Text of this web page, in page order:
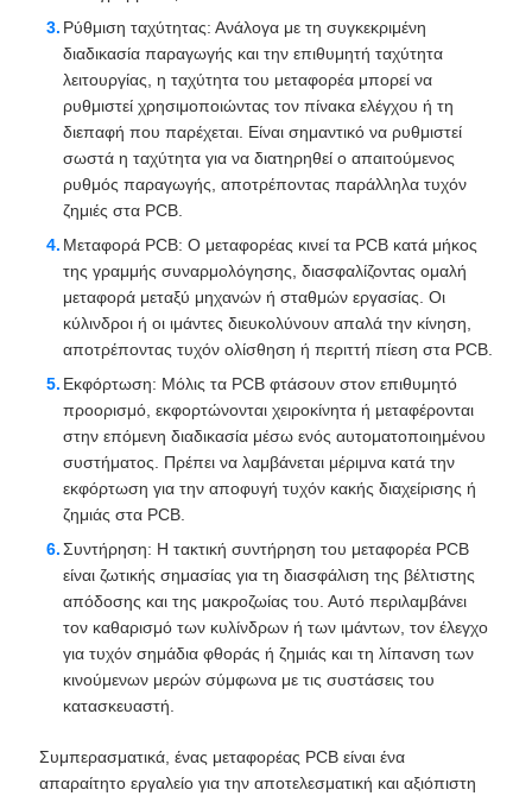
Ρύθμιση ταχύτητας: Ανάλογα με τη συγκεκριμένη
διαδικασία παραγωγής και την επιθυμητή ταχύτητα
λειτουργίας, η ταχύτητα του μεταφορέα μπορεί να
ρυθμιστεί χρησιμοποιώντας τον πίνακα ελέγχου ή τη
διεπαφή που παρέχεται. Είναι σημαντικό να ρυθμιστεί
σωστά η ταχύτητα για να διατηρηθεί ο απαιτούμενος
ρυθμός παραγωγής, αποτρέποντας παράλληλα τυχόν
ζημιές στα PCB.
Μεταφορά PCB: Ο μεταφορέας κινεί τα PCB κατά μήκος
της γραμμής συναρμολόγησης, διασφαλίζοντας ομαλή
μεταφορά μεταξύ μηχανών ή σταθμών εργασίας. Οι
κύλινδροι ή οι ιμάντες διευκολύνουν απαλά την κίνηση,
αποτρέποντας τυχόν ολίσθηση ή περιττή πίεση στα PCB.
Εκφόρτωση: Μόλις τα PCB φτάσουν στον επιθυμητό
προορισμό, εκφορτώνονται χειροκίνητα ή μεταφέρονται
στην επόμενη διαδικασία μέσω ενός αυτοματοποιημένου
συστήματος. Πρέπει να λαμβάνεται μέριμνα κατά την
εκφόρτωση για την αποφυγή τυχόν κακής διαχείρισης ή
ζημιάς στα PCB.
Συντήρηση: Η τακτική συντήρηση του μεταφορέα PCB
είναι ζωτικής σημασίας για τη διασφάλιση της βέλτιστης
απόδοσης και της μακροζωίας του. Αυτό περιλαμβάνει
τον καθαρισμό των κυλίνδρων ή των ιμάντων, τον έλεγχο
για τυχόν σημάδια φθοράς ή ζημιάς και τη λίπανση των
κινούμενων μερών σύμφωνα με τις συστάσεις του
κατασκευαστή.
Συμπερασματικά, ένας μεταφορέας PCB είναι ένα
απαραίτητο εργαλείο για την αποτελεσματική και αξιόπιστη